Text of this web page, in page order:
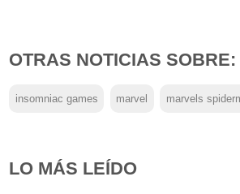
OTRAS NOTICIAS SOBRE:
insomniac games marvel marvels
LO MÁS LEÍDO